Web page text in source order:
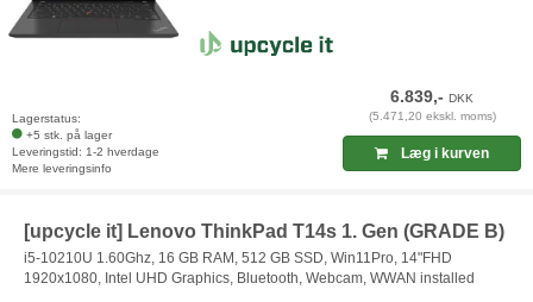
Lagerstatus:
+5 stk. på lager
Leveringstid: 1-2 hverdage
Mere leveringsinfo
6.839,-DKK
(5.471,20 ekskl. moms)
Læg i kurven
[upcycle it] Lenovo ThinkPad T14s 1. Gen (GRADE B)
i5-10210U 1.60Ghz, 16 GB RAM, 512 GB SSD, Win11Pro, 14"FHD
1920x1080, Intel UHD Graphics, Bluetooth, Webcam, WWAN installed